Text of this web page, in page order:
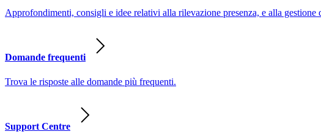
Approfondimenti, consigli e idee relativi alla rilevazione presenza, e alla gestione
Domande frequenti
Trova le risposte alle domande più frequenti.
Support Centre